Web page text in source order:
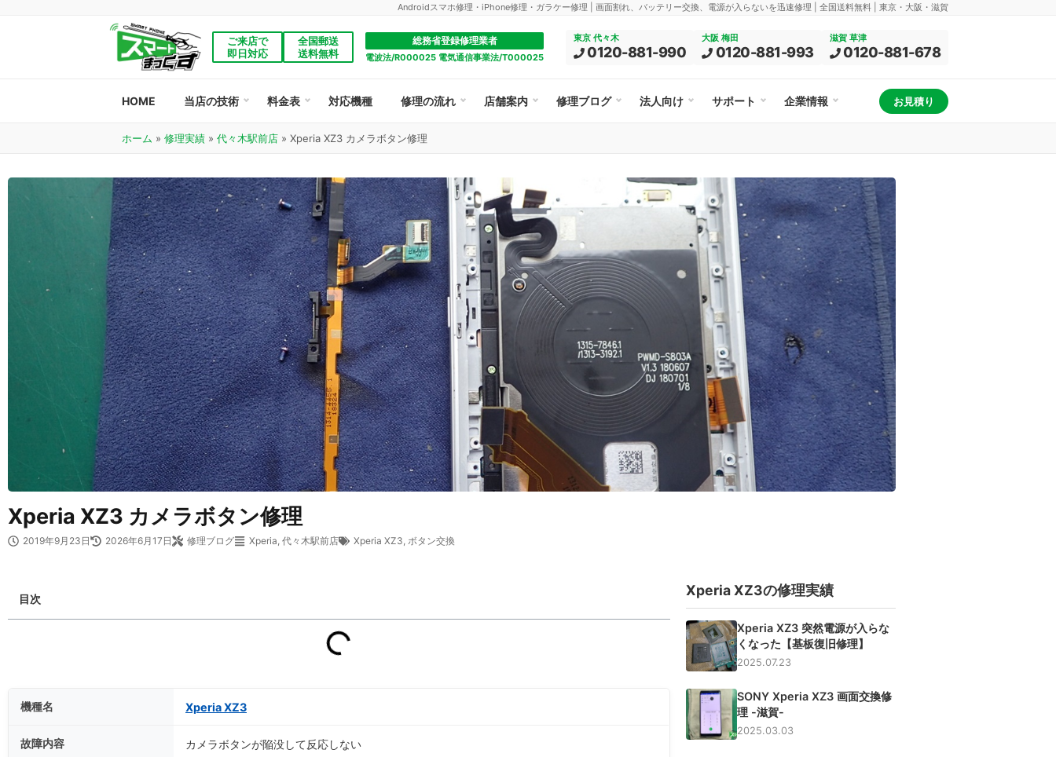
Androidスマホ修理・iPhone修理・ガラケー修理 | 画面割れ、バッテリー交換、電源が入らないを迅速修理 | 全国送料無料 | 東京・大阪・滋賀
ご来店で
即日対応
全国郵送
送料無料
総務省登録修理業者
電波法/R000025 電気通信事業法/T000025
東京 代々木
0120-881-990
大阪 梅田
0120-881-993
滋賀 草津
0120-881-678
HOME 当店の技術 料金表 対応機種 修理の流れ 店舗案内 修理ブログ 法人向け サポート 企業情報 お見積り
ホーム » 修理実績 » 代々木駅前店 » Xperia XZ3 カメラボタン修理
Xperia XZ3 カメラボタン修理
2019年9月23日 2026年6月17日 修理ブログ Xperia, 代々木駅前店 Xperia XZ3, ボタン交換
目次
機種名 Xperia XZ3
故障内容 カメラボタンが陥没して反応しない
Xperia XZ3の修理実績
Xperia XZ3 突然電源が入らな
くなった【基板復旧修理】
2025.07.23
SONY Xperia XZ3 画面交換修
理 -滋賀-
2025.03.03